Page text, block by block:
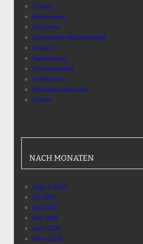
Europa
Hörenswert
Interviews
Kommunale Wärmewende
Medien
Netzausbau
Praxisbeispiele
Sehenswert
Wärmepumpen-Jobs
Zahlen
NACH MONATEN
August 2026
Juli 2026
Juni 2026
Mai 2026
April 2026
März 2026